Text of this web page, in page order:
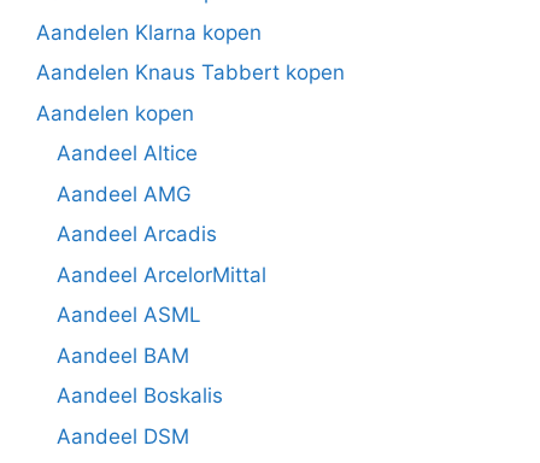
Aandelen Klarna kopen
Aandelen Knaus Tabbert kopen
Aandelen kopen
Aandeel Altice
Aandeel AMG
Aandeel Arcadis
Aandeel ArcelorMittal
Aandeel ASML
Aandeel BAM
Aandeel Boskalis
Aandeel DSM